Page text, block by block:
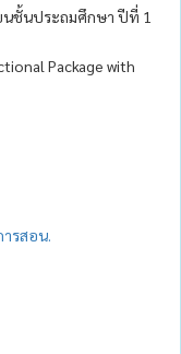
นชั้นประถมศึกษา ปีที่ 1
Package with
รสอน.